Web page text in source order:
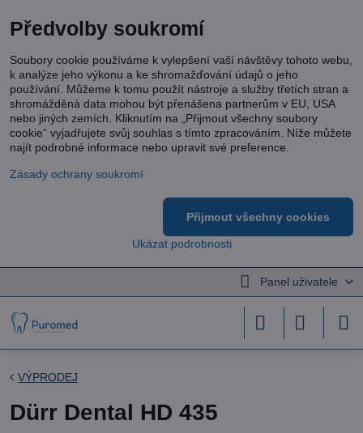
Panel uživatele
VÝPRODEJ
Dürr Dental HD 435
Předvolby soukromí
Soubory cookie používáme k vylepšení vaší návštěvy tohoto webu,
k analýze jeho výkonu a ke shromažďování údajů o jeho
používání. Můžeme k tomu použít nástroje a služby třetích stran a
shromážděná data mohou být přenášena partnerům v EU, USA
nebo jiných zemích. Kliknutím na „Přijmout všechny soubory
cookie“ vyjadřujete svůj souhlas s tímto zpracováním. Níže můžete
najít podrobné informace nebo upravit své preference.
Zásady ochrany soukromí
Ukázat podrobnosti
Přijmout všechny cookies